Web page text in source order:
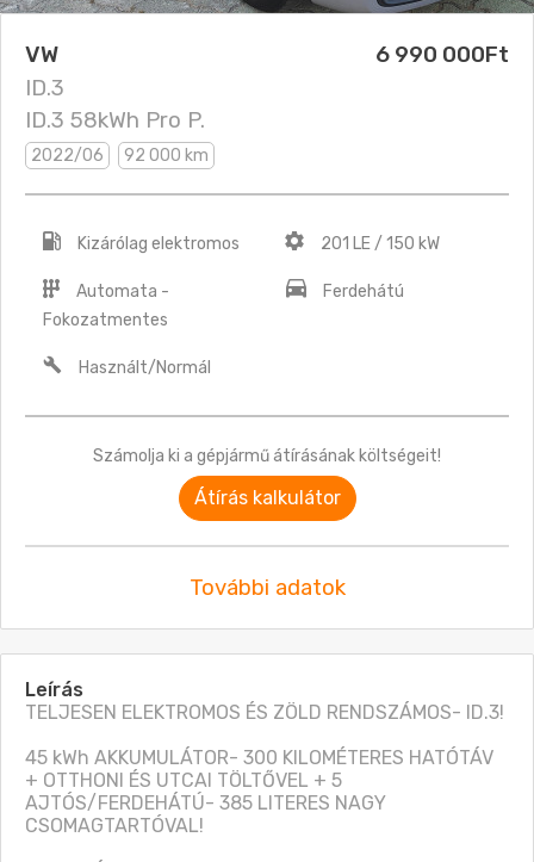
VW
ID.3
ID.3 58kWh Pro P.
6 990 000Ft
2022/06 92 000 km
Kizárólag elektromos 201 LE / 150 kW
Automata -
Fokozatmentes
Ferdehátú
Használt/Normál
Számolja ki a gépjármű átírásának költségeit!
Átírás kalkulátor
További adatok
Leírás
TELJESEN ELEKTROMOS ÉS ZÖLD RENDSZÁMOS- ID.3!
45 kWh AKKUMULÁTOR- 300 KILOMÉTERES HATÓTÁV
+ OTTHONI ÉS UTCAI TÖLTŐVEL + 5
AJTÓS/FERDEHÁTÚ- 385 LITERES NAGY
CSOMAGTARTÓVAL!